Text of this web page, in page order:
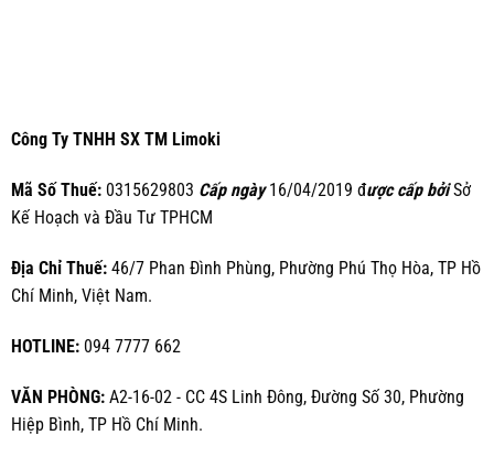
Công Ty TNHH SX TM Limoki
Mã Số Thuế:0315629803 Cấp ngày16/04/2019 được cấp bởiSở
Kế Hoạch và Đầu Tư TPHCM
Địa Chỉ Thuế:46/7 Phan Đình Phùng, Phường Phú Thọ Hòa, TP Hồ
Chí Minh, Việt Nam.
HOTLINE:094 7777 662
VĂN PHÒNG:A2-16-02 - CC 4S Linh Đông, Đường Số 30, Phường
Hiệp Bình, TP Hồ Chí Minh.